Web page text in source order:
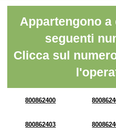
Appartengono
seguenti
Clicca sul
800862400
800862403